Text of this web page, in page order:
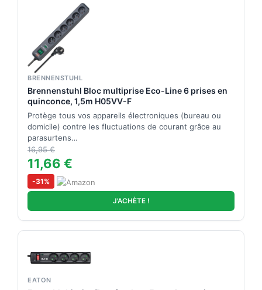
BRENNENSTUHL
Brennenstuhl Bloc multiprise Eco-Line 6 prises en
quinconce, 1,5m H05VV-F
Protège tous vos appareils électroniques (bureau ou
domicile) contre les fluctuations de courant grâce au
parasurtens…
16,95 €
11,66 €
-31%
J'ACHÈTE !
EATON